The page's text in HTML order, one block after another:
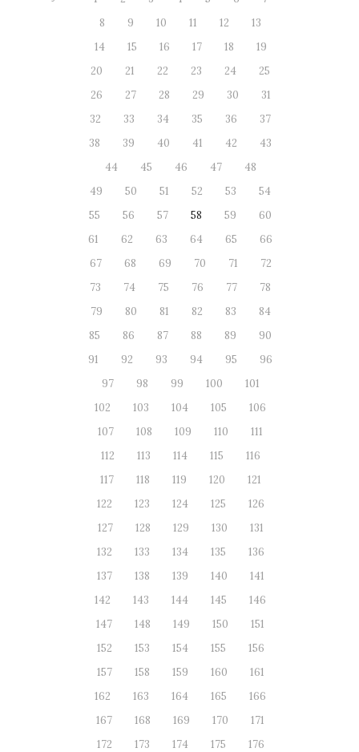
8
9 10 11 12
13
14
15 16 17 18
19
20
21 22 23 24
25
26
27 28 29 30
31
32
33 34 35 36
37
38
39 40 41 42
43
44
45 46 47
48
49
50 51 52 53
54
55
56 57 58 59
60
61
62 63 64 65
66
67
68 69 70 71
72
73
74 75 76 77
78
79
80 81 82 83
84
85
86 87 88 89
90
91
92 93 94 95
96
97
98 99 100
101
102
103 104 105
106
107
108 109 110
111
112
113 114 115
116
117
118 119 120
121
122
123 124 125
126
127
128 129 130
131
132
133 134 135
136
137
138 139 140
141
142
143 144 145
146
147
148 149 150
151
152
153 154 155
156
157
158 159 160
161
162
163 164 165
166
167
168 169 170
171
172
173 174 175
176